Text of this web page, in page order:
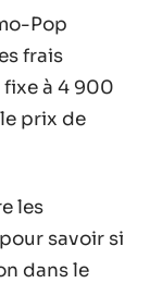
Pop
frais
fixe à 4 900
prix de
les
savoir si
dans le